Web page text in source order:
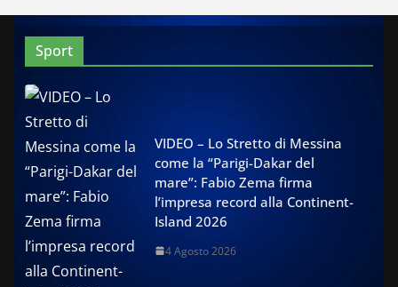
Sport
VIDEO – Lo Stretto di Messina
come la “Parigi-Dakar del
mare”: Fabio Zema firma
l’impresa record alla Continent-
Island 2026
4 Agosto 2026